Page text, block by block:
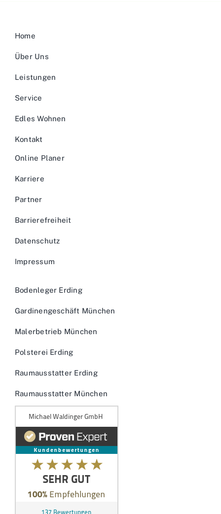
Home
Über Uns
Leistungen
Service
Edles Wohnen
Kontakt
Online Planer
Karriere
Partner
Barrierefreiheit
Datenschutz
Impressum
Bodenleger Erding
Gardinengeschäft München
Malerbetrieb München
Polsterei Erding
Raumausstatter Erding
Raumausstatter München